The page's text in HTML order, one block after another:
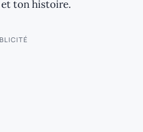
et ton histoire.